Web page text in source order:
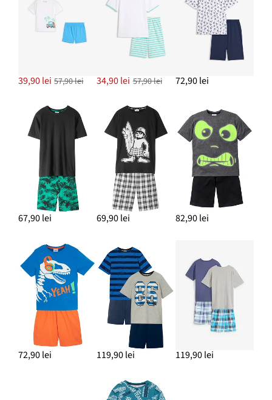
39,90 lei 57,90 lei 34,90 lei 57,90 lei 72,90 lei
67,90 lei 69,90 lei 82,90 lei
72,90 lei 119,90 lei 119,90 lei